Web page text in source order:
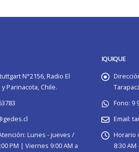
N°2156, Radio El
Parinacota, Chile.
Lunes - jueves /
PM | Viernes 9:00 AM a
IQUIQUE
Fono: 9
Email:
Horario
8:30